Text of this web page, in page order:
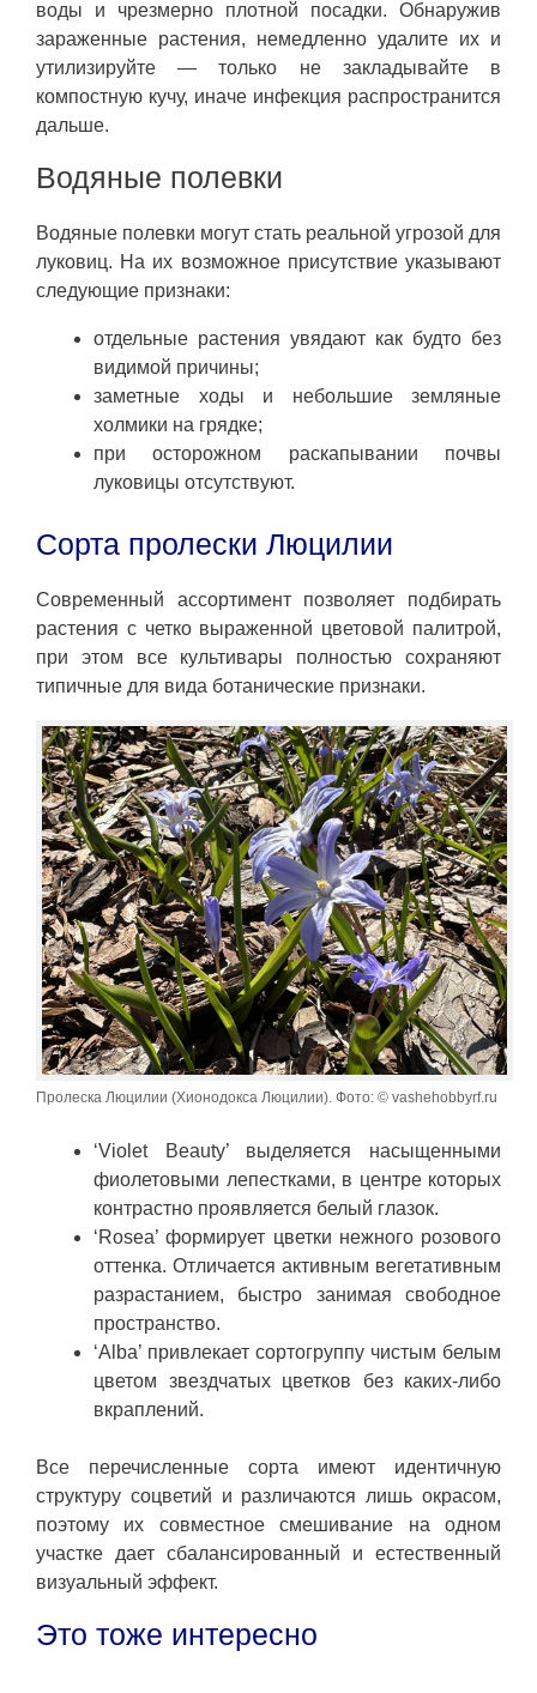
воды и чрезмерно плотной посадки. Обнаружив
зараженные растения, немедленно удалите их и
утилизируйте — только не закладывайте в
компостную кучу, иначе инфекция распространится
дальше.
Водяные полевки
Водяные полевки могут стать реальной угрозой для
луковиц. На их возможное присутствие указывают
следующие признаки:
отдельные растения увядают как будто без
видимой причины;
заметные ходы и небольшие земляные
холмики на грядке;
при осторожном раскапывании почвы
луковицы отсутствуют.
Сорта пролески Люцилии
Современный ассортимент позволяет подбирать
растения с четко выраженной цветовой палитрой,
при этом все культивары полностью сохраняют
типичные для вида ботанические признаки.
Пролеска Люцилии (Хионодокса Люцилии). Фото: © vashehobbyrf.ru
‘Violet Beauty’ выделяется насыщенными
фиолетовыми лепестками, в центре которых
контрастно проявляется белый глазок.
‘Rosea’ формирует цветки нежного розового
оттенка. Отличается активным вегетативным
разрастанием, быстро занимая свободное
пространство.
‘Alba’ привлекает сортогруппу чистым белым
цветом звездчатых цветков без каких-либо
вкраплений.
Все перечисленные сорта имеют идентичную
структуру соцветий и различаются лишь окрасом,
поэтому их совместное смешивание на одном
участке дает сбалансированный и естественный
визуальный эффект.
Это тоже интересно